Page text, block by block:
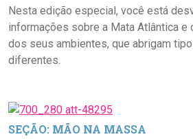
Nesta edição especial, você está
informações sobre a Mata Atlântica e
dos seus ambientes, que abrigam
diferentes.
SEÇÃO: MÃO NA MASSA